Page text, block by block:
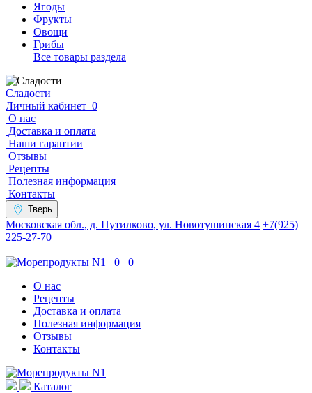
Ягоды
Фрукты
Овощи
Грибы
Все товары раздела
Сладости
Личный кабинет 0
О нас
Доставка и оплата
Наши гарантии
Отзывы
Рецепты
Полезная информация
Контакты
Тверь
Московская обл., д. Путилково, ул. Новотушинская 4 +7(925)
225-27-70
0
0
О нас
Рецепты
Доставка и оплата
Полезная информация
Отзывы
Контакты
Каталог